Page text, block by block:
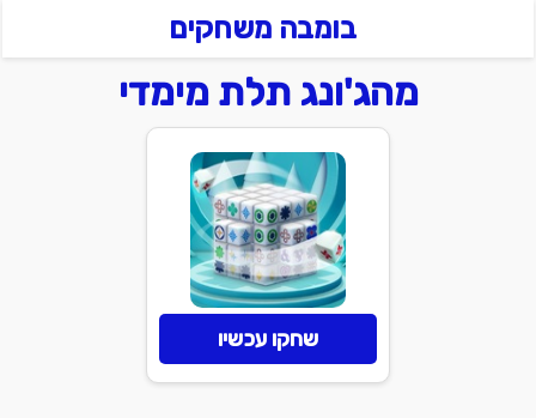
בומבה משחקים
מהג'ונג תלת מימדי
שחקו עכשיו